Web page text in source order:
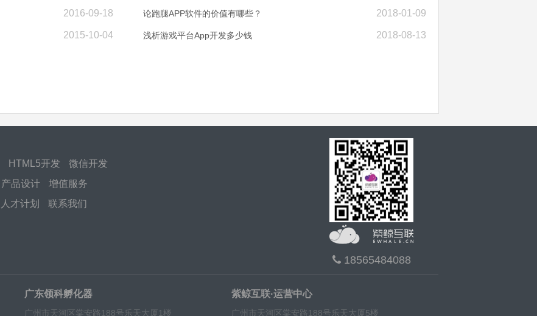
2016-09-18
2015-10-04
2018-01-09
论跑腿APP软件的价值有哪些？
2018-08-13
浅析游戏平台App开发多少钱
HTML5开发 微信开发
产品设计 增值服务
人才计划 联系我们
18565484088
广东领科孵化器
广州市天河区棠安路188号乐天大厦1楼
紫鲸互联·运营中心
广州市天河区棠安路188号乐天大厦5楼